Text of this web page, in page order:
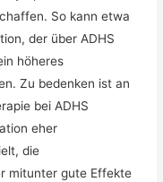
So kann etwa
der über ADHS
höheres
Zu bedenken ist an
bei ADHS
eher
die
mitunter gute Effekte